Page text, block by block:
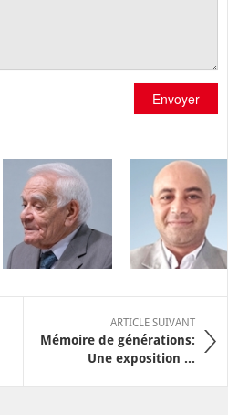
Envoyer
ARTICLE SUIVANT
Mémoire de générations:
Une exposition ...